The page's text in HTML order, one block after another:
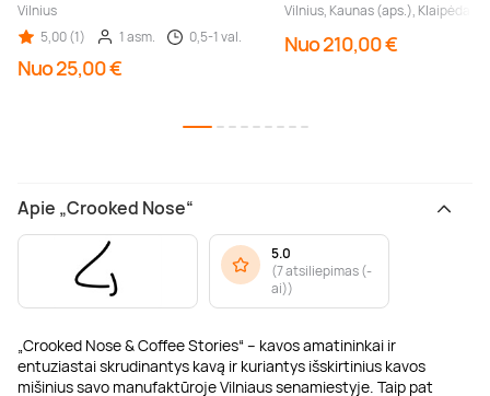
Vilnius
5,00 (1)
1 asm. 0,5-1 val.
Nuo 25,00 €
Vilnius, Kaunas (aps.), Klaipėda
Nuo 210,00 €
Apie „Crooked Nose“
„Crooked Nose & Coffee Stories“ – kavos amatininkai ir
entuziastai skrudinantys kavą ir kuriantys išskirtinius kavos
mišinius savo manufaktūroje Vilniaus senamiestyje. Taip pat
5.0
(7 atsiliepimas (-
ai))